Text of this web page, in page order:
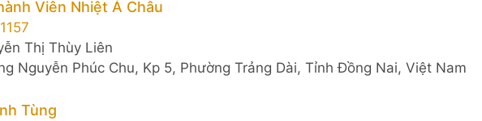
Viên Nhiệt Á Châu
Thị Thùy Liên
Nguyễn Phúc Chu, Kp 5, Phường Trảng Dài, Tỉnh Đồng Nai, Việt Nam
Tùng